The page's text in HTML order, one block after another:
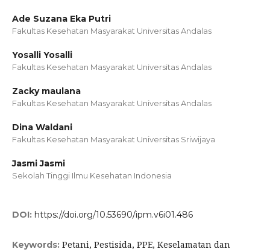
Ade Suzana Eka Putri
Fakultas Kesehatan Masyarakat Universitas Andalas
Yosalli Yosalli
Fakultas Kesehatan Masyarakat Universitas Andalas
Zacky maulana
Fakultas Kesehatan Masyarakat Universitas Andalas
Dina Waldani
Fakultas Kesehatan Masyarakat Universitas Sriwijaya
Jasmi Jasmi
Sekolah Tinggi Ilmu Kesehatan Indonesia
DOI: https://doi.org/10.53690/ipm.v6i01.486
Keywords: Petani, Pestisida, PPE, Keselamatan dan